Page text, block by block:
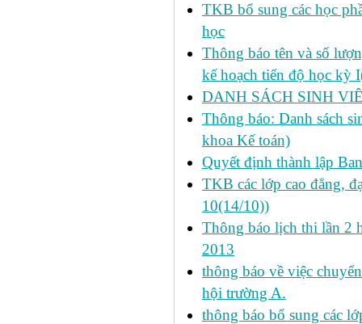
TKB bổ sung các học
học
Thông báo tên và số
kế hoạch tiến độ học kỳ
DANH SÁCH SINH
Thông báo: Danh sách
khoa Kế toán)
Quyết định thành lập
TKB các lớp cao đẳng,
10(14/10))
Thông báo lịch thi lần 2
2013
thông báo về việc
hội trường A.
thông báo bổ sung các